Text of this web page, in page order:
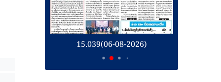
15.039(06-08-2026)